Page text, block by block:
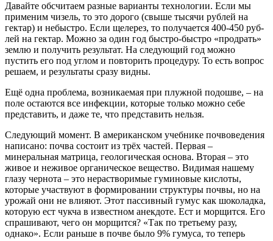
Давайте обсчитаем разные варианты технологии. Если мы
применим чизель, то это дорого (свыше тысячи рублей на
гектар) и небыстро. Если щелерез, то получается 400-450 руб-
лей на гектар. Можно за один год быстро-быстро «продрать»
землю и получить результат. На следующий год можно
пустить его под углом и повторить процедуру. То есть вопрос
решаем, и результаты сразу видны.
Ещё одна проблема, возникаемая при плужной подошве, – на
поле остаются все инфекции, которые только можно себе
представить, и даже те, что представить нельзя.
Следующий момент. В американском учебнике почвоведения
написано: почва состоит из трёх частей. Первая –
минеральная матрица, геологическая основа. Вторая – это
живое и неживое органическое вещество. Видимая нашему
глазу чернота – это нерастворимые гуминовые кислоты,
которые участвуют в формировании структуры почвы, но на
урожай они не влияют. Этот пассивный гумус как шоколадка,
которую ест чукча в известном анекдоте. Ест и морщится. Его
спрашивают, чего он морщится? «Так по третьему разу,
однако». Если раньше в почве было 9% гумуса, то теперь